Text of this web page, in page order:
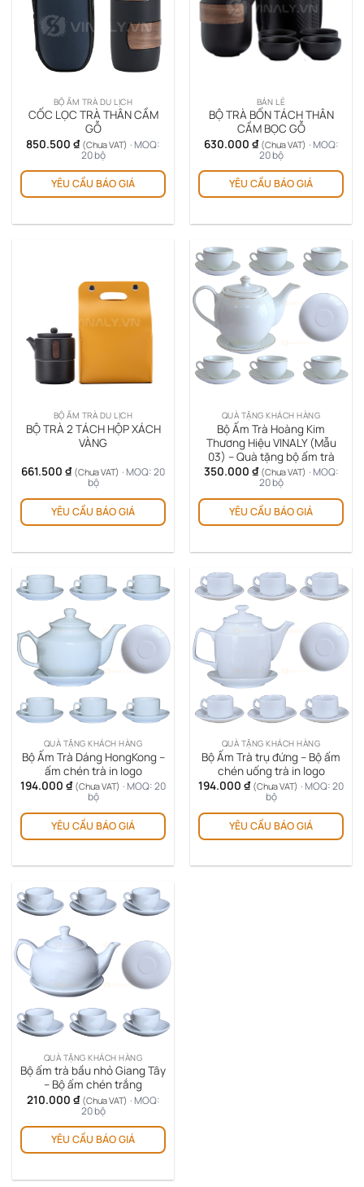
BỘ ẤM TRÀ DU LỊCH
CỐC LỌC TRÀ THÂN CẦM
GỖ
850.500 ₫ (Chưa VAT) · MOQ:
20 bộ
YÊU CẦU BÁO GIÁ
BÁN LẺ
BỘ TRÀ BỐN TÁCH THÂN
CẦM BỌC GỖ
630.000 ₫ (Chưa VAT) · MOQ:
20 bộ
YÊU CẦU BÁO GIÁ
BỘ ẤM TRÀ DU LỊCH
BỘ TRÀ 2 TÁCH HỘP XÁCH
VÀNG
661.500 ₫ (Chưa VAT) · MOQ: 20
bộ
YÊU CẦU BÁO GIÁ
QUÀ TẶNG KHÁCH HÀNG
Bộ Ấm Trà Hoàng Kim
Thương Hiệu VINALY (Mẫu
03) – Quà tặng bộ ấm trà
350.000 ₫ (Chưa VAT) · MOQ:
20 bộ
YÊU CẦU BÁO GIÁ
QUÀ TẶNG KHÁCH HÀNG
Bộ Ấm Trà Dáng HongKong –
ấm chén trà in logo
194.000 ₫ (Chưa VAT) · MOQ: 20
bộ
YÊU CẦU BÁO GIÁ
QUÀ TẶNG KHÁCH HÀNG
Bộ Ấm Trà trụ đứng – Bộ ấm
chén uống trà in logo
194.000 ₫ (Chưa VAT) · MOQ: 20
bộ
YÊU CẦU BÁO GIÁ
QUÀ TẶNG KHÁCH HÀNG
Bộ ấm trà bầu nhỏ Giang Tây
– Bộ ấm chén trắng
210.000 ₫ (Chưa VAT) · MOQ:
20 bộ
YÊU CẦU BÁO GIÁ